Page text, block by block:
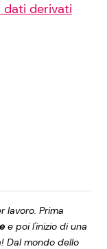
dati derivati
lavoro. Prima
e poi l'inizio di una
Dal mondo dello